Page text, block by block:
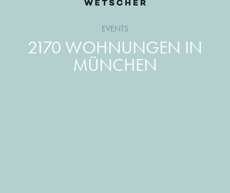
EVENTS
2170 WOHNUNGEN IN
MÜNCHEN